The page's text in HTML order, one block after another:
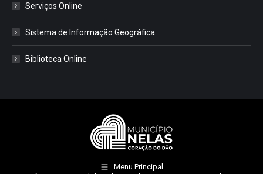
Serviços Online
Sistema de Informação Geográfica
Biblioteca Online
Menu Principal